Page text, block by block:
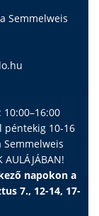
Semmelweis
péntekig 10-16
AULÁJÁBAN!
napokon a
7., 12-14, 17-